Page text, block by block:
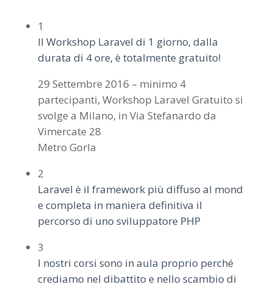
1
Il Workshop Laravel di 1 giorno, dalla
durata di 4 ore, è totalmente gratuito!
29 Settembre 2016 – minimo 4
partecipanti, Workshop Laravel Gratuito si
svolge a Milano, in Via Stefanardo da
Vimercate 28
Metro Gorla
2
Laravel è il framework più diffuso al mond
e completa in maniera definitiva il
percorso di uno sviluppatore PHP
3
I nostri corsi sono in aula proprio perché
crediamo nel dibattito e nello scambio di